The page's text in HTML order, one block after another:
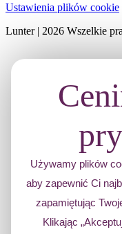
Ustawienia plików cookie
Lunter | 2026 Wszelkie
Używamy plików
aby zapewnić Ci
zapamiętując
Klikając